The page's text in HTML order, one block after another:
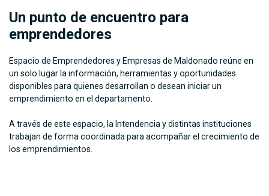
Un punto de encuentro para
emprendedores
Espacio de Emprendedores y Empresas de Maldonado reúne en
un solo lugar la información, herramientas y oportunidades
disponibles para quienes desarrollan o desean iniciar un
emprendimiento en el departamento.
A través de este espacio, la Intendencia y distintas instituciones
trabajan de forma coordinada para acompañar el crecimiento de
los emprendimientos.